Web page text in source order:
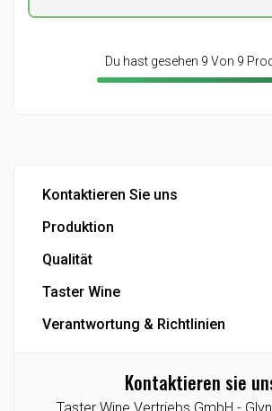
Du hast gesehen 9 Von 9
Kontaktieren Sie uns
Büro
Export
Industrie
Produktion
Abfüllung
Industrielle Produkte
Eigenmarke
Qualität
IFS Food-Zertifizierung
Se die Smiley-Berichte der
Taster Wine
Der Konzern
Agenturen/Exklusive Angebote
Verantwortung & Richtlinien
Cookie-RichtlinieKontaktieren sie
Taster Wine Vertriebs GmbH -